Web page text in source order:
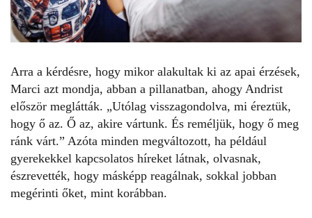
Arra a kérdésre, hogy mikor alakultak ki az apai érzések,
Marci azt mondja, abban a pillanatban, ahogy Andrist
először meglátták. „Utólag visszagondolva, mi éreztük,
hogy ő az. Ő az, akire vártunk. És reméljük, hogy ő meg
ránk várt.” Azóta minden megváltozott, ha például
gyerekekkel kapcsolatos híreket látnak, olvasnak,
észrevették, hogy másképp reagálnak, sokkal jobban
megérinti őket, mint korábban.